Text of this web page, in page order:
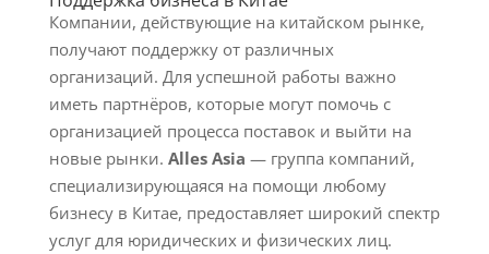
Компании, действующие на китайском рынке,
получают поддержку от различных
организаций. Для успешной работы важно
иметь партнёров, которые могут помочь с
организацией процесса поставок и выйти на
новые рынки. Alles Asia — группа компаний,
специализирующаяся на помощи любому
бизнесу в Китае, предоставляет широкий спектр
услуг для юридических и физических лиц.